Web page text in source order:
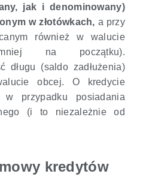
jak i denominowany)
w złotówkach, a przy
również w walucie
na początku).
długu (saldo zadłużenia)
obcej. O kredycie
w przypadku posiadania
(i to niezależnie od
kredytów